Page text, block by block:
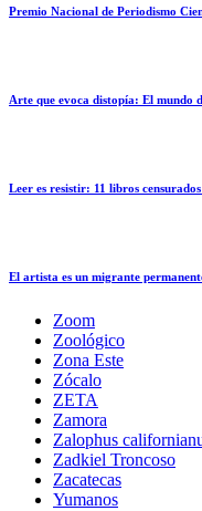
Premio Nacional de Periodismo
Arte que evoca distopía: El mundo
Leer es resistir: 11 libros
El artista es un migrante
Zoom
Zoológico
Zona Este
Zócalo
ZETA
Zamora
Zalophus
Zadkiel Troncoso
Zacatecas
Yumanos